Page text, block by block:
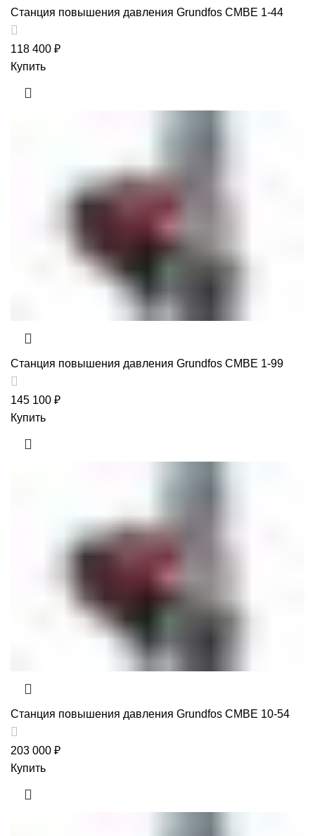
Станция повышения давления Grundfos CMBE 1-44
118 400 ₽
Купить
Станция повышения давления Grundfos CMBE 1-99
145 100 ₽
Купить
Станция повышения давления Grundfos CMBE 10-54
203 000 ₽
Купить